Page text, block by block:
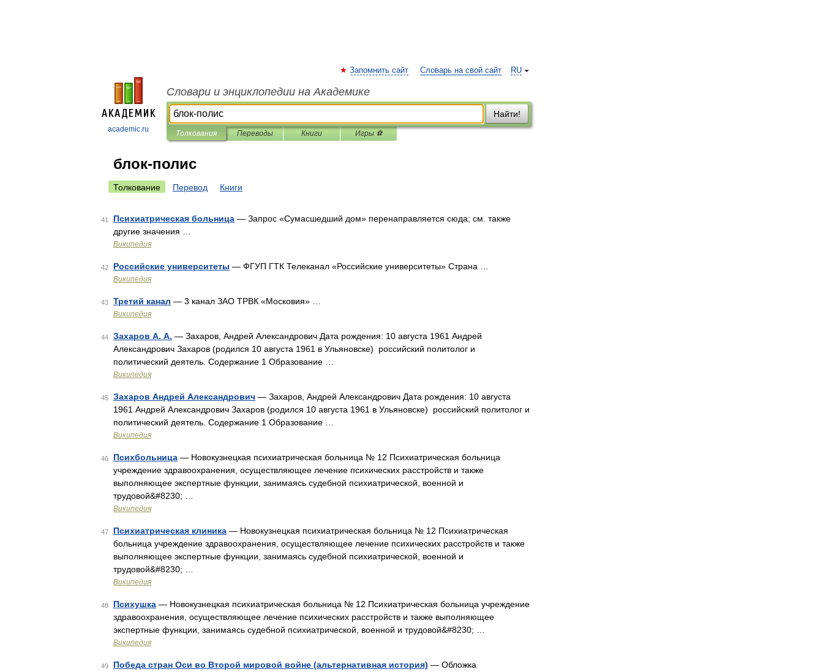
academic.ru
RU
Запомнить сайт Словарь на свой сайт
Словари и энциклопедии на Академике
Найти!
Толкования Переводы Книги Игры ⚽
блок-полис
Толкование Перевод Книги
41 Психиатрическая больница — Запрос «Сумасшедший дом» перенаправляется сюда; см. также
другие значения …
Википедия
42 Российские университеты — ФГУП ГТК Телеканал «Российские университеты» Страна …
Википедия
43 Третий канал — 3 канал ЗАО ТРВК «Московия» …
Википедия
44 Захаров А. А. — Захаров, Андрей Александрович Дата рождения: 10 августа 1961 Андрей
Александрович Захаров (родился 10 августа 1961 в Ульяновске) российский политолог и
политический деятель. Содержание 1 Образование …
Википедия
45 Захаров Андрей Александрович — Захаров, Андрей Александрович Дата рождения: 10 августа
1961 Андрей Александрович Захаров (родился 10 августа 1961 в Ульяновске) российский политолог и
политический деятель. Содержание 1 Образование …
Википедия
46 Психбольница — Новокузнецкая психиатрическая больница № 12 Психиатрическая больница
учреждение здравоохранения, осуществляющее лечение психических расстройств и также
выполняющее экспертные функции, занимаясь судебной психиатрической, военной и
трудовой&#8230; …
Википедия
47 Психиатрическая клиника — Новокузнецкая психиатрическая больница № 12 Психиатрическая
больница учреждение здравоохранения, осуществляющее лечение психических расстройств и также
выполняющее экспертные функции, занимаясь судебной психиатрической, военной и
трудовой&#8230; …
Википедия
48 Психушка — Новокузнецкая психиатрическая больница № 12 Психиатрическая больница учреждение
здравоохранения, осуществляющее лечение психических расстройств и также выполняющее
экспертные функции, занимаясь судебной психиатрической, военной и трудовой&#8230; …
Википедия
49 Победа стран Оси во Второй мировой войне (альтернативная история) — Обложка